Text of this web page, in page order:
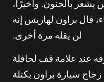
يشعر بالجنون. وأخيرًا،
قال براون لهاريس إنه
لن يقله مرة أخرى.
عند علامة قف لحافلة
سيارة براون بكتلة